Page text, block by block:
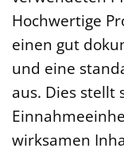
Hochwertige
einen gut
und eine
aus. Dies stellt
wirksamen